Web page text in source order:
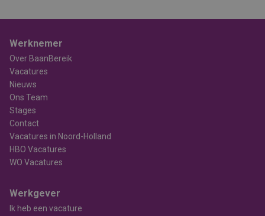
Werknemer
Over BaanBereik
Vacatures
Nieuws
Ons Team
Stages
Contact
Vacatures in Noord-Holland
HBO Vacatures
WO Vacatures
Werkgever
Ik heb een vacature